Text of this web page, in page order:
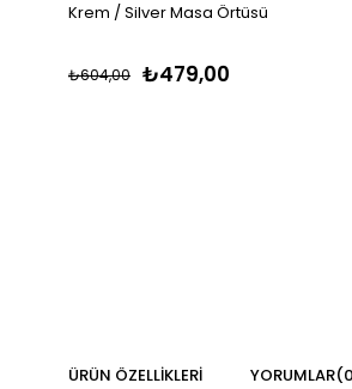
Krem / Silver Masa Örtüsü
₺479,00
₺604,00
ÜRÜN ÖZELLIKLERI YORUMLAR